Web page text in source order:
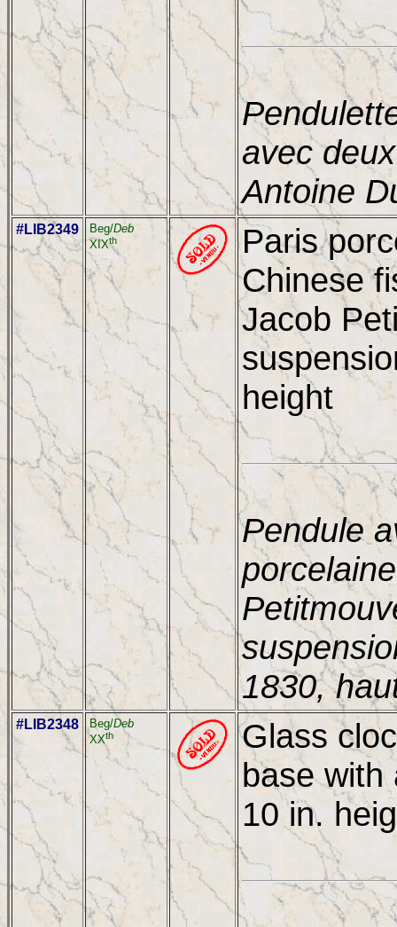
avec
Antoine
#LIB2349 Beg/Deb
XIXth
Paris
Chinese
Jacob
height
Pendule
1830,
#LIB2348 Beg/Deb
XXth
Glass
base with
10 in.